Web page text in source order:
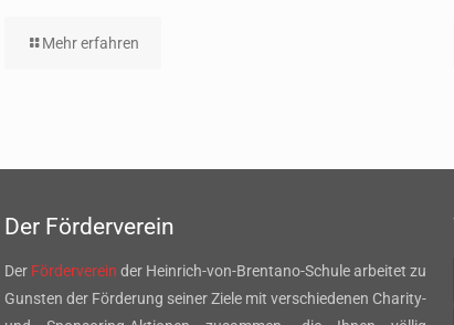
Mehr erfahren
Der Förderverein
Der Förderverein der Heinrich-von-Brentano-Schule arbeitet zu
Gunsten der Förderung seiner Ziele mit verschiedenen Charity-